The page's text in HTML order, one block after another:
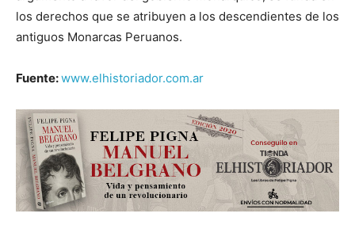
los derechos que se atribuyen a los descendientes de los
antiguos Monarcas Peruanos.
Fuente:www.elhistoriador.com.ar